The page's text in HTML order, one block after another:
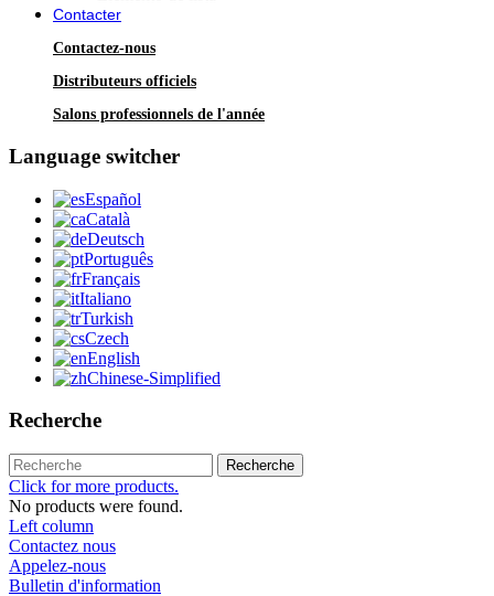
Contacter
Contactez-nous
Distributeurs officiels
Salons professionnels de l'année
Language switcher
Español
Català
Deutsch
Português
Français
Italiano
Turkish
Czech
English
Chinese-Simplified
Recherche
Recherche
Click for more products.
No products were found.
Left column
Contactez nous
Appelez-nous
Bulletin d'information